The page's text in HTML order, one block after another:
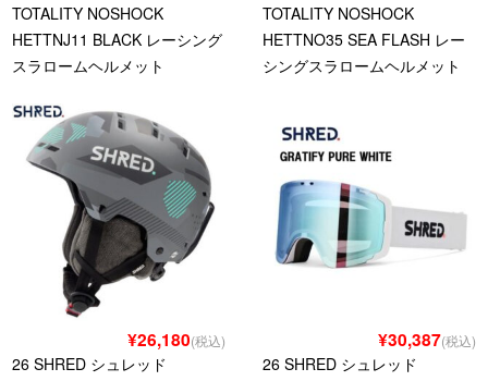
TOTALITY NOSHOCK
HETTNJ11 BLACK レーシング
スラロームヘルメット
TOTALITY NOSHOCK
HETTNO35 SEA FLASH レー
シングスラロームヘルメット
¥26,180(税込)
26 SHRED シュレッド
¥30,387(税込)
26 SHRED シュレッド